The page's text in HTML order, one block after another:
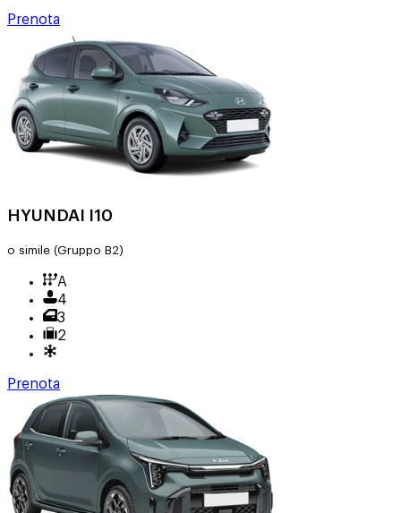
Prenota
HYUNDAI I10
o simile (Gruppo B2)
A
4
3
2
Prenota